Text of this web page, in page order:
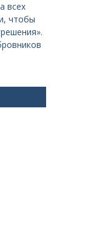
всех
чтобы